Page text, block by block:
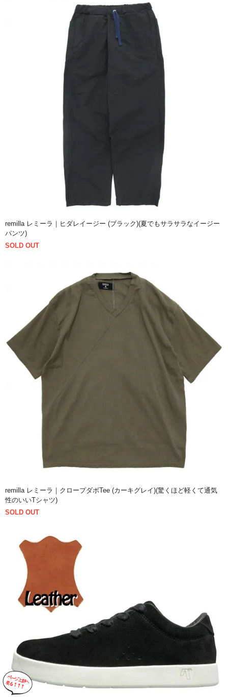
remilla レミーラ｜ヒダレイージー (ブラック)(夏でもサラサラなイージー
パンツ)
SOLD OUT
remilla レミーラ｜クロープダボTee (カーキグレイ)(驚くほど軽くて通気
性のいいTシャツ)
SOLD OUT